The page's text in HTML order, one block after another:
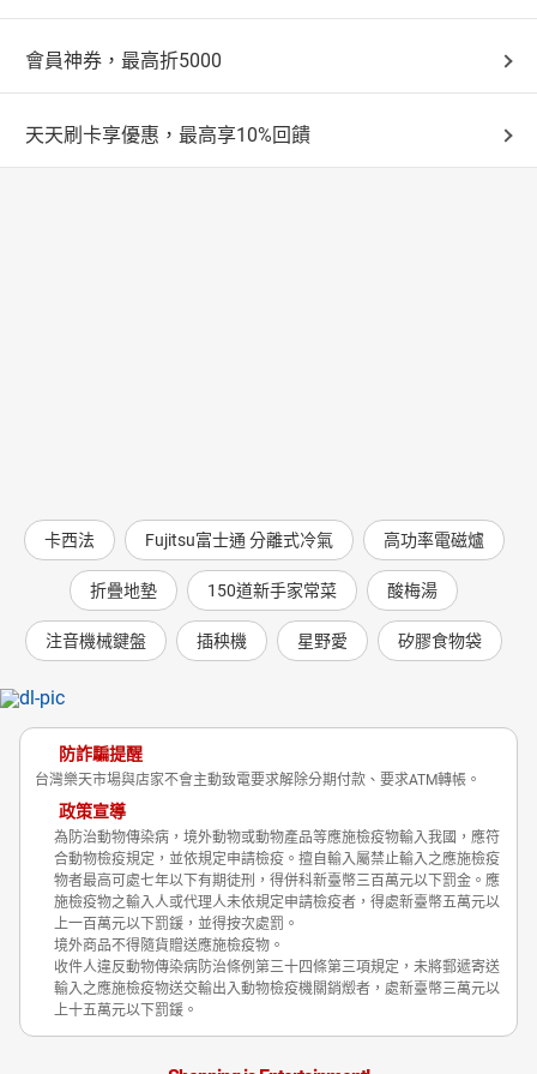
會員神券，最高折5000
天天刷卡享優惠，最高享10%回饋
卡西法 Fujitsu富士通 分離式冷氣 高功率電磁爐
折疊地墊 150道新手家常菜 酸梅湯
注音機械鍵盤 插秧機 星野愛 矽膠食物袋
防詐騙提醒
台灣樂天市場與店家不會主動致電要求解除分期付款、要求ATM轉帳。
政策宣導
為防治動物傳染病，境外動物或動物產品等應施檢疫物輸入我國，應符
合動物檢疫規定，並依規定申請檢疫。擅自輸入屬禁止輸入之應施檢疫
物者最高可處七年以下有期徒刑，得併科新臺幣三百萬元以下罰金。應
施檢疫物之輸入人或代理人未依規定申請檢疫者，得處新臺幣五萬元以
上一百萬元以下罰鍰，並得按次處罰。
境外商品不得隨貨贈送應施檢疫物。
收件人違反動物傳染病防治條例第三十四條第三項規定，未將郵遞寄送
輸入之應施檢疫物送交輸出入動物檢疫機關銷燬者，處新臺幣三萬元以
上十五萬元以下罰鍰。